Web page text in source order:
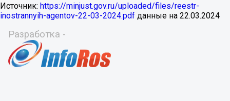
Источник: https://minjust.gov.ru/uploaded/files/reestr-
inostrannyih-agentov-22-03-2024.pdf данные на 22.03.2024
Разработка -